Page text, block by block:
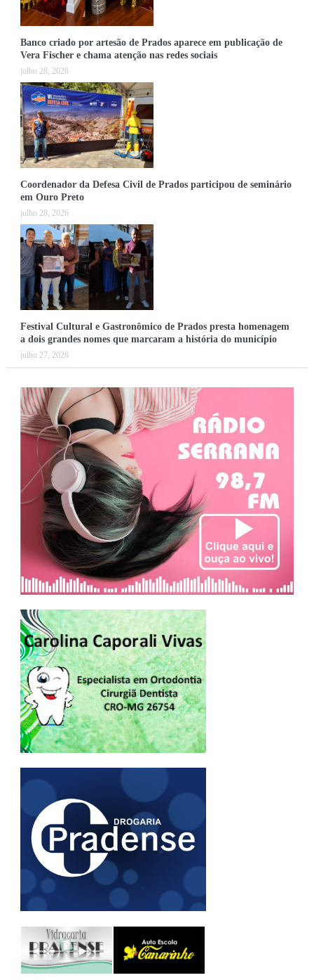
Banco criado por artesão de Prados aparece em publicação de
Vera Fischer e chama atenção nas redes sociais
julho 28, 2026
Coordenador da Defesa Civil de Prados participou de seminário
em Ouro Preto
julho 28, 2026
Festival Cultural e Gastronômico de Prados presta homenagem
a dois grandes nomes que marcaram a história do município
julho 27, 2026